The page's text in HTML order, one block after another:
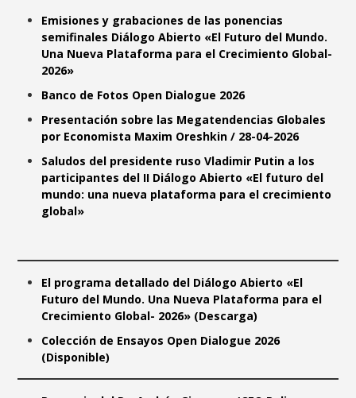
Emisiones y grabaciones de las ponencias
semifinales Diálogo Abierto «El Futuro del Mundo.
Una Nueva Plataforma para el Crecimiento Global-
2026»
Banco de Fotos Open Dialogue 2026
Presentación sobre las Megatendencias Globales
por Economista Maxim Oreshkin / 28-04-2026
Saludos del presidente ruso Vladimir Putin a los
participantes del II Diálogo Abierto «El futuro del
mundo: una nueva plataforma para el crecimiento
global»
El programa detallado del Diálogo Abierto «El
Futuro del Mundo. Una Nueva Plataforma para el
Crecimiento Global- 2026» (Descarga)
Colección de Ensayos Open Dialogue 2026
(Disponible)